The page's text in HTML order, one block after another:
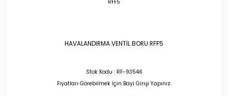
HAVALANDIRMA VENTİL BORU RFF5
Stok Kodu : RF-93546
Fiyatları Görebilmek İçin Bayi Girişi Yapınız.